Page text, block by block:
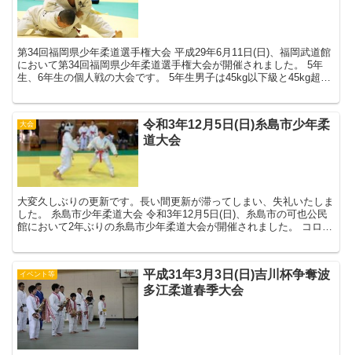
第34回福岡県少年柔道選手権大会 平成29年6月11日(日)、福岡武道館
において第34回福岡県少年柔道選手権大会が開催されました。 5年
生、6年生の個人戦の大会です。 5年生男子は45kg以下級と45kg超
大会
令和3年12月5日(日)糸島市少年柔
道大会
大変久しぶりの更新です。長い間更新が滞ってしまい、失礼いたしま
した。 糸島市少年柔道大会 令和3年12月5日(日)、糸島市の可也公民
館において2年ぶりの糸島市少年柔道大会が開催されました。 コロナ
イベント等
平成31年3月3日(日)吉川杯争奪波
多江柔道春季大会